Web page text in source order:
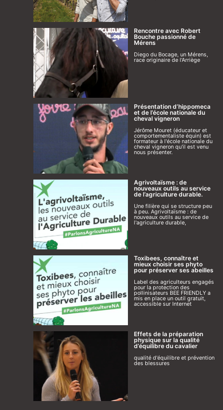
Rencontre avec Robert
Bouche passionné de
Mérens
Diego du Bocage, un Mérens,
race originaire de l'Arriège
Présentation d’hippomeca
et de l’école nationale du
cheval vigneron
Jérôme Mouret (éducateur et
comportementaliste équin) est
formateur à l'école nationale du
cheval vigneron qu'il est venu
nous présenter.
Agrivoltaïsme : de
nouveaux outils au service
de l’agriculture durable.
Une filière qui se structure peu
à peu. Agrivoltaïsme : de
nouveaux outils au service de
l'agriculture durable,
Toxibees, connaître et
mieux choisir ses phyto
pour préserver ses abeilles
Label des agriculteurs engagés
pour la protection des
pollinisateurs BEE FRIENDLY a
mis en place un outil gratuit,
accessible sur Internet
Effets de la préparation
physique sur la qualité
d’équilibre du cavalier
qualité d'équilibre et prévention
des blessures